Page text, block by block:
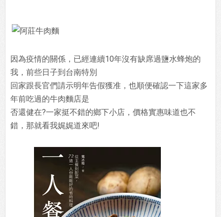
因為疫情的關係，已經連續10年沒有缺席過鹽水蜂炮的
我，前些日子到台南特別
回家跟長官們請示明年告假獲准，也順便確認一下這家多
年前吃過的牛肉麵店是
否還健在?一家挺不錯的鄉下小店，價格實惠味道也不
錯，那就看我娓娓道來吧!